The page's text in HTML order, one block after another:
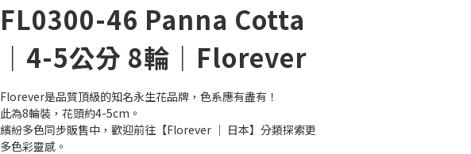
FL0300-46 Panna Cotta
｜4-5公分 8輪｜Florever
Florever是品質頂級的知名永生花品牌，色系應有盡有！
此為8輪裝，花頭約4-5cm。
繽紛多色同步販售中，歡迎前往【Florever ｜ 日本】分類探索更
多色彩靈感。